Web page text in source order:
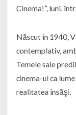
Cinema!”, luni,
Născut în 1940,
contemplativ,
Temele sale
cinema-ul ca
realitatea însăşi.